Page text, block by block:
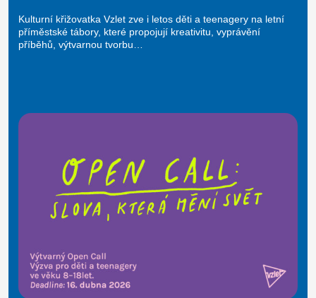
Kulturní křižovatka Vzlet zve i letos děti a teenagery na letní
příměstské tábory, které propojují kreativitu, vyprávění
příběhů, výtvarnou tvorbu…